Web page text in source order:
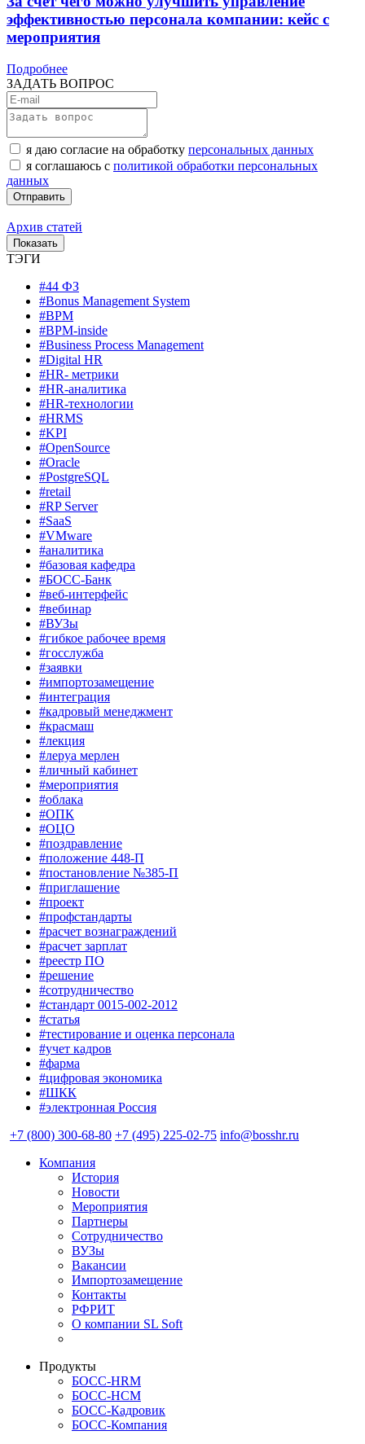
эффективностью персонала компании: кейс с
мероприятия
Подробнее
ЗАДАТЬ ВОПРОС
я даю согласие на обработку персональных данных
я соглашаюсь с политикой обработки персональных
данных
Архив статей
ТЭГИ
#44 ФЗ
#Bonus Management System
#BPM
#BPM-inside
#Business Process Management
#Digital HR
#HR- метрики
#HR-аналитика
#HR-технологии
#HRMS
#KPI
#OpenSource
#Oracle
#PostgreSQL
#retail
#RP Server
#SaaS
#VMware
#аналитика
#базовая кафедра
#БОСС-Банк
#веб-интерфейс
#вебинар
#ВУЗы
#гибкое рабочее время
#госслужба
#заявки
#импортозамещение
#интеграция
#кадровый менеджмент
#красмаш
#лекция
#леруа мерлен
#личный кабинет
#мероприятия
#облака
#ОПК
#ОЦО
#поздравление
#положение 448-П
#постановление №385-П
#приглашение
#проект
#профстандарты
#расчет вознаграждений
#расчет зарплат
#реестр ПО
#решение
#сотрудничество
#стандарт 0015-002-2012
#статья
#тестирование и оценка персонала
#учет кадров
#фарма
#цифровая экономика
#ШКК
#электронная Россия
+7 (800) 300-68-80 +7 (495) 225-02-75 info@bosshr.ru
Компания
История
Новости
Мероприятия
Партнеры
Сотрудничество
ВУЗы
Вакансии
Импортозамещение
Контакты
РФРИТ
О компании SL Soft
Продукты
БОСС-HRM
БОСС-HCM
БОСС-Кадровик
БОСС-Компания